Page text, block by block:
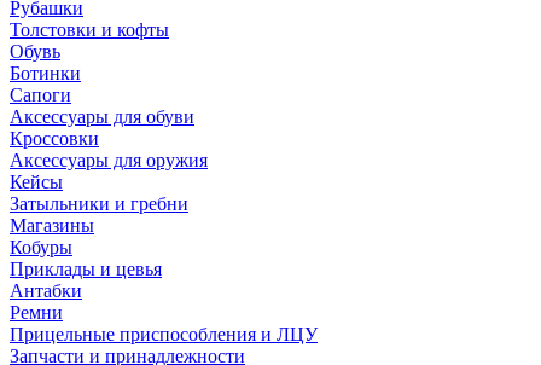
Рубашки
Толстовки и кофты
Обувь
Ботинки
Сапоги
Аксессуары для обуви
Кроссовки
Аксессуары для оружия
Кейсы
Затыльники и гребни
Магазины
Кобуры
Приклады и цевья
Антабки
Ремни
Прицельные приспособления и ЛЦУ
Запчасти и принадлежности